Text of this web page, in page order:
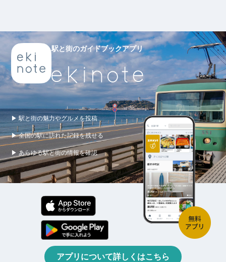
駅と街のガイドブックアプリ
▶ 駅と街の魅力やグルメを投稿
▶ 全国の駅に訪れた記録を残せる
▶ あらゆる駅と街の情報を確認
アプリについて詳しくはこちら